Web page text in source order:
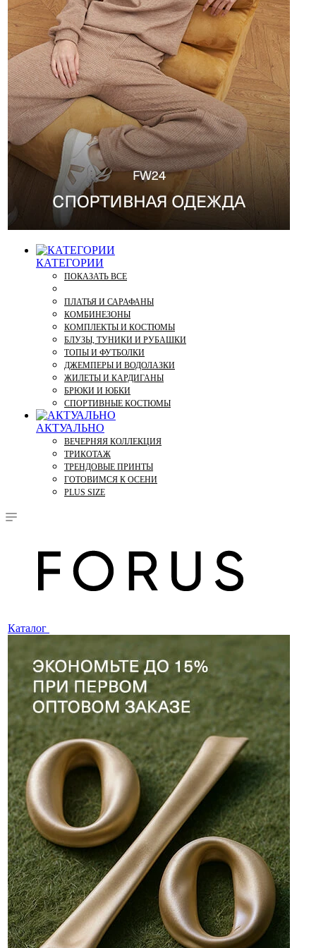
КАТЕГОРИИ
ПОКАЗАТЬ ВСЕ
ПЛАТЬЯ И САРАФАНЫ
КОМБИНЕЗОНЫ
КОМПЛЕКТЫ И КОСТЮМЫ
БЛУЗЫ, ТУНИКИ И РУБАШКИ
ТОПЫ И ФУТБОЛКИ
ДЖЕМПЕРЫ И ВОДОЛАЗКИ
ЖИЛЕТЫ И КАРДИГАНЫ
БРЮКИ И ЮБКИ
СПОРТИВНЫЕ КОСТЮМЫ
АКТУАЛЬНО
ВЕЧЕРНЯЯ КОЛЛЕКЦИЯ
ТРИКОТАЖ
ТРЕНДОВЫЕ ПРИНТЫ
ГОТОВИМСЯ К ОСЕНИ
PLUS SIZE
Каталог